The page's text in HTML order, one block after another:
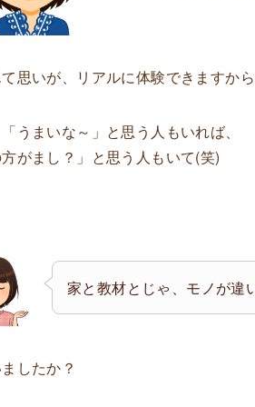
思いが、リアルに体験できますから
うまいな～」と思う人もいれば、
方がまし？」と思う人もいて(笑)
家と教材とじゃ、モノが違
したか？